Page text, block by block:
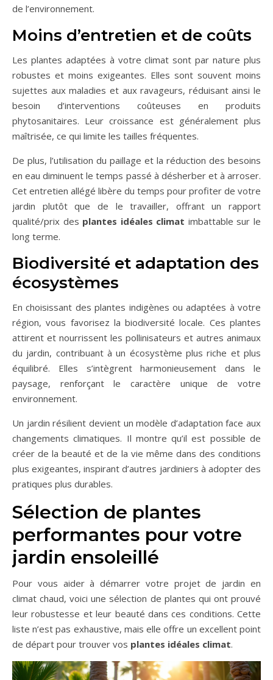
de l’environnement.
Moins d’entretien et de coûts
Les plantes adaptées à votre climat sont par nature plus
robustes et moins exigeantes. Elles sont souvent moins
sujettes aux maladies et aux ravageurs, réduisant ainsi le
besoin d’interventions coûteuses en produits
phytosanitaires. Leur croissance est généralement plus
maîtrisée, ce qui limite les tailles fréquentes.
De plus, l’utilisation du paillage et la réduction des besoins
en eau diminuent le temps passé à désherber et à arroser.
Cet entretien allégé libère du temps pour profiter de votre
jardin plutôt que de le travailler, offrant un rapport
qualité/prix des plantes idéales climat imbattable sur le
long terme.
Biodiversité et adaptation des
écosystèmes
En choisissant des plantes indigènes ou adaptées à votre
région, vous favorisez la biodiversité locale. Ces plantes
attirent et nourrissent les pollinisateurs et autres animaux
du jardin, contribuant à un écosystème plus riche et plus
équilibré. Elles s’intègrent harmonieusement dans le
paysage, renforçant le caractère unique de votre
environnement.
Un jardin résilient devient un modèle d’adaptation face aux
changements climatiques. Il montre qu’il est possible de
créer de la beauté et de la vie même dans des conditions
plus exigeantes, inspirant d’autres jardiniers à adopter des
pratiques plus durables.
Sélection de plantes
performantes pour votre
jardin ensoleillé
Pour vous aider à démarrer votre projet de jardin en
climat chaud, voici une sélection de plantes qui ont prouvé
leur robustesse et leur beauté dans ces conditions. Cette
liste n’est pas exhaustive, mais elle offre un excellent point
de départ pour trouver vos plantes idéales climat.